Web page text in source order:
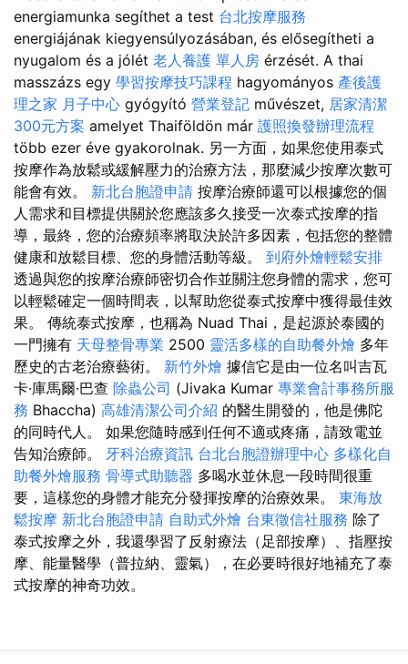
energiamunka segíthet a test 台北按摩服務
energiájának kiegyensúlyozásában, és elősegítheti a
nyugalom és a jólét 老人養護 單人房 érzését. A thai
masszázs egy 學習按摩技巧課程 hagyományos 產後護
理之家 月子中心 gyógyító 營業登記 művészet, 居家清潔
300元方案 amelyet Thaiföldön már 護照換發辦理流程
több ezer éve gyakorolnak. 另一方面，如果您使用泰式
按摩作為放鬆或緩解壓力的治療方法，那麼減少按摩次數可
能會有效。 新北台胞證申請 按摩治療師還可以根據您的個
人需求和目標提供關於您應該多久接受一次泰式按摩的指
導，最終，您的治療頻率將取決於許多因素，包括您的整體
健康和放鬆目標、您的身體活動等級。 到府外燴輕鬆安排
透過與您的按摩治療師密切合作並關注您身體的需求，您可
以輕鬆確定一個時間表，以幫助您從泰式按摩中獲得最佳效
果。 傳統泰式按摩，也稱為 Nuad Thai，是起源於泰國的
一門擁有 天母整骨專業 2500 靈活多樣的自助餐外燴 多年
歷史的古老治療藝術。 新竹外燴 據信它是由一位名叫吉瓦
卡·庫馬爾·巴查 除蟲公司 (Jivaka Kumar 專業會計事務所服
務 Bhaccha) 高雄清潔公司介紹 的醫生開發的，他是佛陀
的同時代人。 如果您隨時感到任何不適或疼痛，請致電並
告知治療師。 牙科治療資訊 台北台胞證辦理中心 多樣化自
助餐外燴服務 骨導式助聽器 多喝水並休息一段時間很重
要，這樣您的身體才能充分發揮按摩的治療效果。 東海放
鬆按摩 新北台胞證申請 自助式外燴 台東徵信社服務 除了
泰式按摩之外，我還學習了反射療法（足部按摩）、指壓按
摩、能量醫學（普拉納、靈氣），在必要時很好地補充了泰
式按摩的神奇功效。